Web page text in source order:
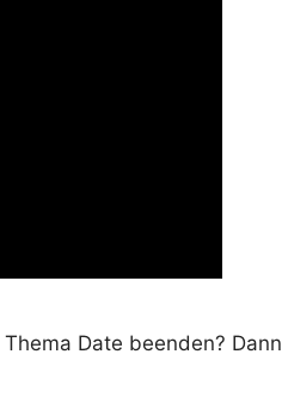
Date beenden?